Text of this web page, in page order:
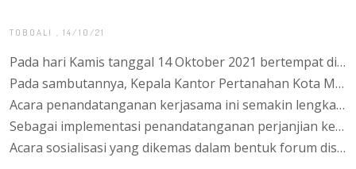
TOBOALI , 14/10/21
Pada hari Kamis tanggal 14 Oktober 2021 bertempat di Aula Kantor Kementerian Agama Kota Manado beralamat di Jalan Komplek Perkantoran Terpadu Pemerintah Kota Manado, resmi ditandatangani perjanjian kerjasama antara Kantor Pertanahan Kota Manado dan Kantor Kementerian Agama Kota Manado Nomor: 983/KK.29.05/TU.HM.01/10/2021 dan Nomor: 43/PKS-19.03.UP.01.03/X/2021 dengan substansi perjanjian kerjasama yang pada intinya berisi kesepakatan antara kedua Kementerian untuk bersinergi mendukung percepatan pelaksanaan sertipikasi dan menjamin kepastian hukum hak atas tanah wakaf dan tanah peribadatan lainnya di Kota Manado. Acara ini dihadiri langsung oleh Kepala Kantor Pertanahan Kota Manado, Agung Basuki, S.ST., M.H. dan Kepala Kantor Kementerian Agama Kota Manado, H. Jamaludin, S.Ag., M.H.
Pada sambutannya, Kepala Kantor Pertanahan Kota Manado menyampaikan bahwa tugas pokok dan fungsi kantor pertanahan tidak terbatas hanya pada proses sertipikasi hak atas tanah saja, tetapi secara lebih luas adalah mendukung Program Strategis Nasional yang digagas pemerintah pusat dan disertai program lanjutan pasca sertipikasi yaitu pemberdayaan masyarakat pasca legalisasi aset untuk meningkatkan kesejahteraan ekonomi masyarakat melalui pembinaan kemitraan bersama perbankan dan instansi pemerintah lainnya. Sementara Kepala Kantor Kementerian Agama Kota Manado menyampaikan ucapan terimakasih kepada Kantor Pertanahan Kota Manado dan jajarannya yang telah mendukung sertipikasi aset Kementerian Agama berupa Kantor Urusan Agama (KUA) yang tersebar di wilayah Kota Manado. Kepala Kantor Kementerian Agama Kota Manado juga menyampaikan bahwa masyarakat umumnya hanya mengenal Kementerian Agama merupakan lembaga yang menyelenggarakan ibadah haji dan mengatur urusan perkawinan saja. Namun, secara lebih luas Kantor Kementerian Agama juga menyelenggarakan pendidikan berbasis keagamaan seperti rencana pembangunan Madrasah Aliyah Negeri Program Khusus yang akan dibangun untuk pertamakalinya di Kota Manado.
Acara penandatanganan kerjasama ini semakin lengkap dengan diselenggerakannya acara penyerahan 2 (dua) sertipikat Wakaf kepada Nadzir dengan penggunaan tanah masing-masing untuk Masjid Nurul Iman dan Taman Pendidikan Al-Qur’an Nurul Iman yang keduanya terletak di Desa Penutuk, Kecamatan Lepar Pongok. Kepala Kantor Pertanahan Kota Manado berharap dengan diserahkannya sertipikat hak atas tanah kepada para Nadzir, pengelola harta wakaf dapat memperoleh kepastian hukum kepemilikan tanah yang digunakan untuk keperluan peribadatan dan dapat dimanfaatkan dengan baik untuk kepentingan khususnya para santri dan umat muslim pada umumnya
Sebagai implementasi penandatanganan perjanjian kerjasama ini, pada hari jumat tanggal 15 Oktober 2021 dilaksanakan Sosialisasi Sertipikasi Tanah Wakaf dan Tanah Peribadatan Lainnya yang dihadiri para pemuka agama, Pengurus Badan Wakaf Indonesia (BWI), Nadzir di lingkungan Kecamatan Tukak Sadai dengan Narasumber Kepala Seksi Penetapan Hak dan Pendaftaran Tanah, MGS. Dedi, A,Md, Kepala Seksi Survei dan Pemetaan, Ema Martonowadi, S.AP., M.M., dan Pejabat Fungsional Koordinator Penetapan Hak, Tan Reza Biando, S.H. dengan difasilitasi oleh Kepala Seksi Penyelenggaraan Zakat dan Wakaf, Yuslalili Ningsih, S.Ag.
Acara sosialisasi yang dikemas dalam bentuk forum diskusi ini tetap mematuhi protokol kesehatan dan mendukung upaya pemerintah mencegah dan menanggulangi penyebaran Covid-19. Pada Acara ini disampaikan materi mengenai prosedur dan persyaratan sertipikasi tanah wakaf, pembahasan dan penyelesaian permasalahan seputar tanah wakaf serta kewajiban pemegang dan pengelola tanah wakaf dalam memelihara tanda batas bidang tanah untuk mencegah permasalahan sengketa batas dikemudian hari. Acara sosialisasi ini sangat bermanfaat untuk memberikan pemahaman kepada para Nadzir di Kecamatan Tukak Sadai untuk mempersiapkan dokumen yang diperlukan dalam proses sertipikasi tanah wakaf berserta prosedur legalisasi penetapan Nadzir perorangan dan/atau badan hukum yang merupakan dokumen tidak terpisahkan pada permohonan Hak Wakaf di kantor pertanahan.